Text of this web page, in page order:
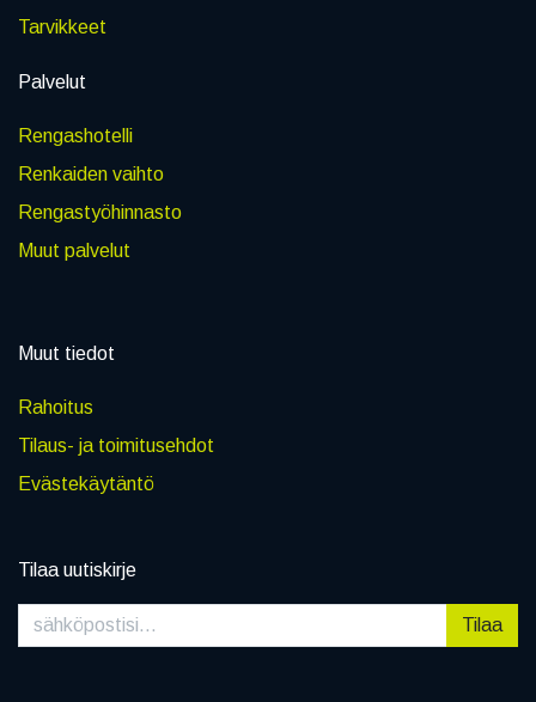
Tarvikkeet
Palvelut
Rengashotelli
Renkaiden vaihto
Rengastyöhinnasto
Muut palvelut
Muut tiedot
Rahoitus
Tilaus- ja toimitusehdot
Evästekäytäntö
Tilaa uutiskirje
Tilaa